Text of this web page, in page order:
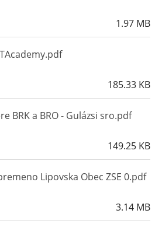
1.97 MB
185.33 KB
BRK a BRO - Gulázsi sro.pdf
149.25 KB
Lipovska Obec ZSE 0.pdf
3.14 MB